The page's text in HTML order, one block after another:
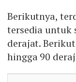
Berikutnya,
tersedia untuk
derajat.
hingga 90